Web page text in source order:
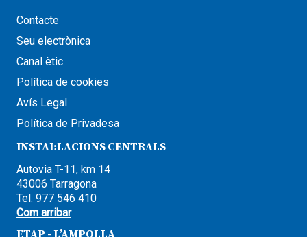
Contacte
Seu electrònica
Canal ètic
Política de cookies
Avís Legal
Política de Privadesa
INSTAL·LACIONS CENTRALS
Autovia T-11, km 14
43006 Tarragona
Tel. 977 546 410
Com arribar
ETAP - L’AMPOLLA